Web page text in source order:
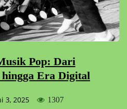
Pop: Dari
hingga Era Digital
3, 2025 1307